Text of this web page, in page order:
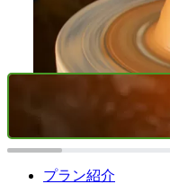
プラン紹介